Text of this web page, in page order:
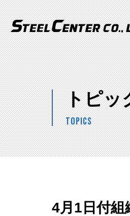
トピッ
TOPICS
4月1日付組